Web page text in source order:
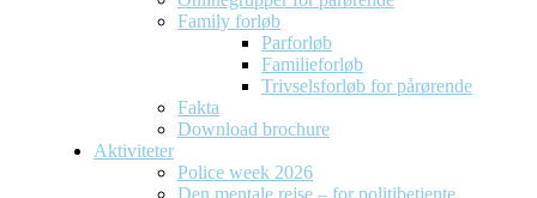
Family forløb
Parforløb
Familieforløb
Trivselsforløb for pårørende
Fakta
Download brochure
Aktiviteter
Police week 2026
Den mentale rejse – for politibetjente